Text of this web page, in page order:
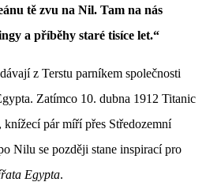
tě zvu na Nil. Tam na nás
a příběhy staré tisíce let.“
z Terstu parníkem společnosti
Zatímco 10. dubna 1912 Titanic
pár míří přes Středozemní
Nilu se později stane inspirací pro
Egypta.